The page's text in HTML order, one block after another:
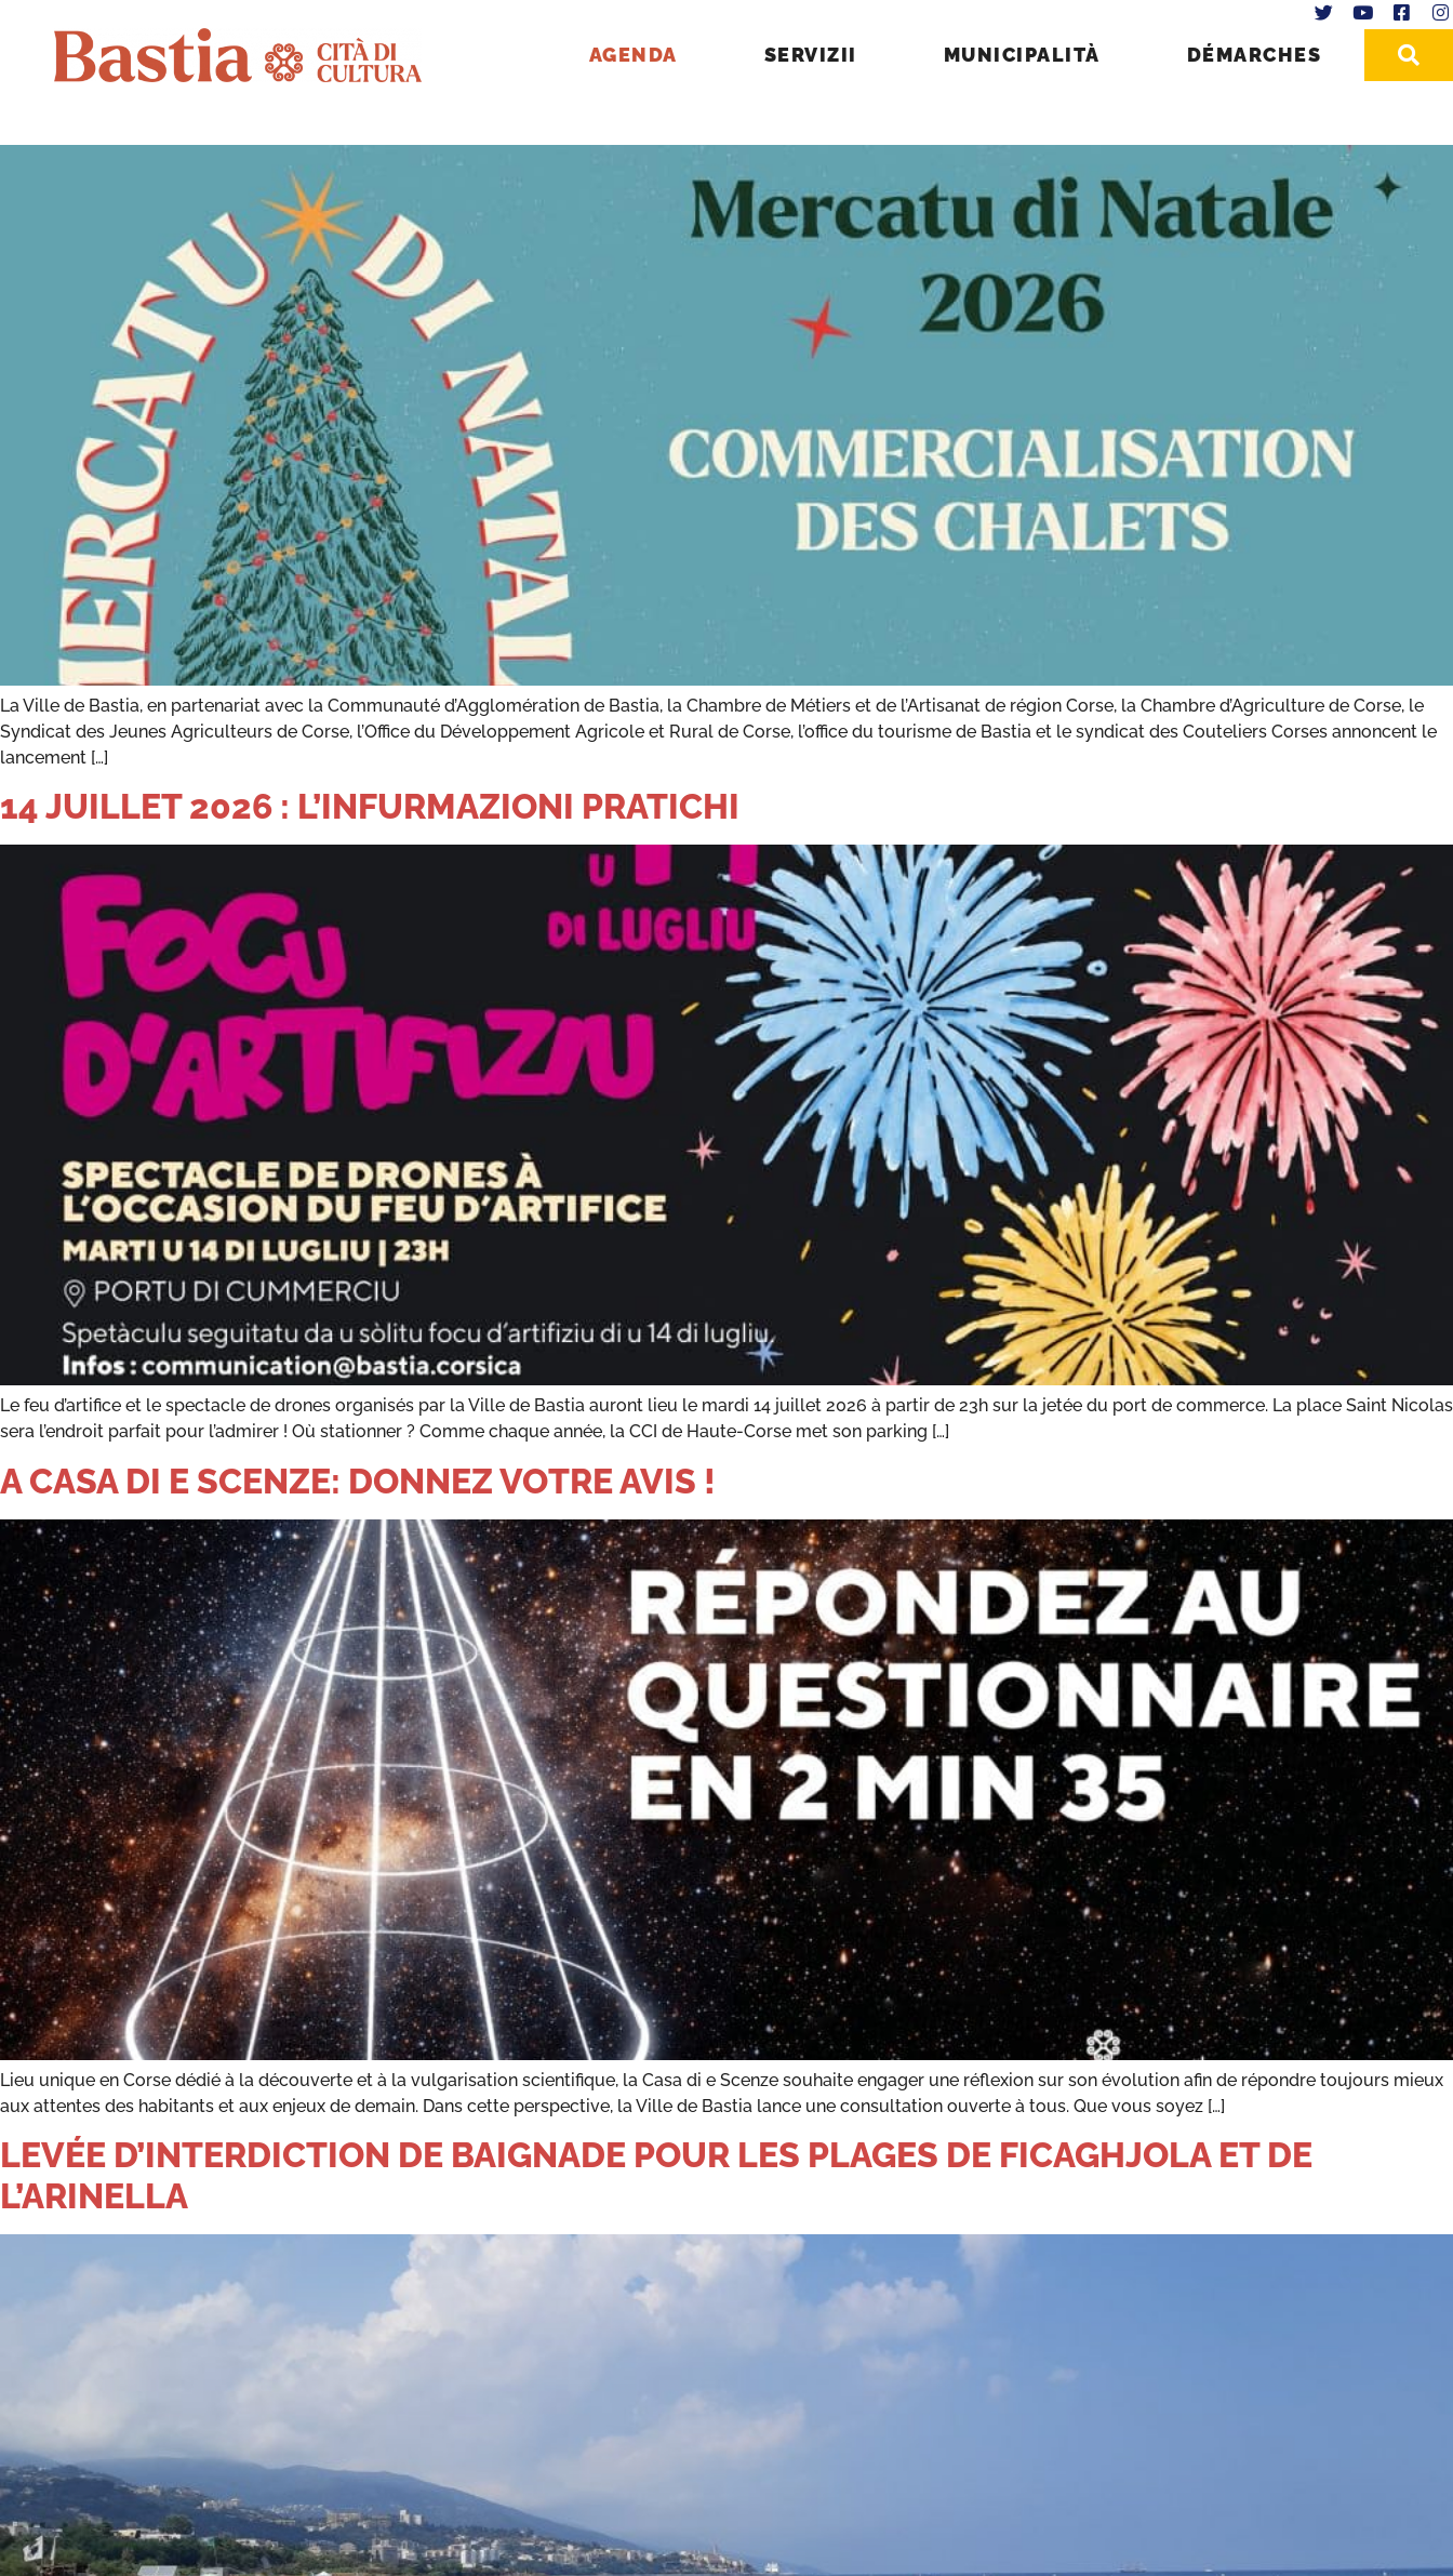
AGENDA SERVIZII MUNICIPALITÀ DÉMARCHES
CATÉGORIE :
La Ville de Bastia, en partenariat avec la Communauté d’Agglomération de Bastia, la Chambre de Métiers et de l’Artisanat de région Corse, la Chambre d’Agriculture de Corse, le
Syndicat des Jeunes Agriculteurs de Corse, l’Office du Développement Agricole et Rural de Corse, l’office du tourisme de Bastia et le syndicat des Couteliers Corses annoncent le
lancement […]
14 JUILLET 2026 : L’INFURMAZIONI PRATICHI
Le feu d’artifice et le spectacle de drones organisés par la Ville de Bastia auront lieu le mardi 14 juillet 2026 à partir de 23h sur la jetée du port de commerce. La place Saint Nicolas
sera l’endroit parfait pour l’admirer ! Où stationner ? Comme chaque année, la CCI de Haute-Corse met son parking […]
A CASA DI E SCENZE: DONNEZ VOTRE AVIS !
Lieu unique en Corse dédié à la découverte et à la vulgarisation scientifique, la Casa di e Scenze souhaite engager une réflexion sur son évolution afin de répondre toujours mieux
aux attentes des habitants et aux enjeux de demain. Dans cette perspective, la Ville de Bastia lance une consultation ouverte à tous. Que vous soyez […]
LEVÉE D’INTERDICTION DE BAIGNADE POUR LES PLAGES DE FICAGHJOLA ET DE
L’ARINELLA